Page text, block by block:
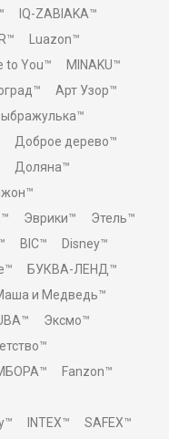
IQ-ZABIAKA™
Luazon™
to You™
MINAKU™
Арт Узор™
Доброе дерево™
Доляна™
Эврики™
Этель™
BIC™
Disney™
БУКВА-ЛЕНД™
и Медведь™
Эксмо™
Fanzon™
INTEX™
SAFEX™